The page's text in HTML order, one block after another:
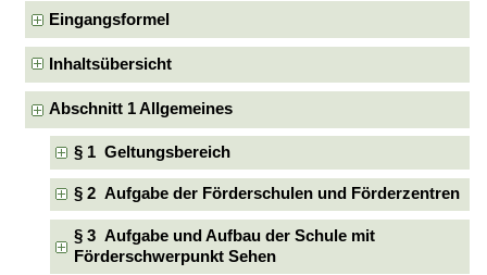
Eingangsformel
Inhaltsübersicht
Abschnitt 1 Allgemeines
§ 1 Geltungsbereich
§ 2 Aufgabe der Förderschulen und Förderzentren
§ 3 Aufgabe und Aufbau der Schule mit
Förderschwerpunkt Sehen